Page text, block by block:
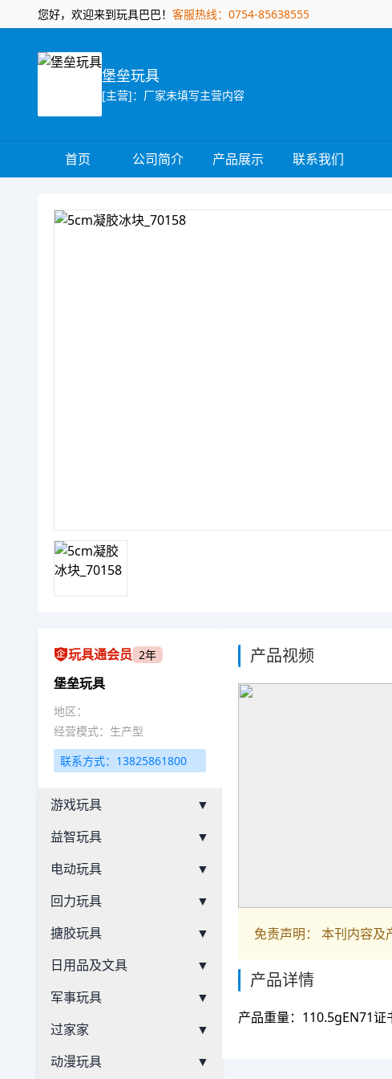
您好，欢迎来到玩具巴巴！ 客服热线：0754-85638555
堡垒玩具
[主营]：厂家未填写主营内容
首页 公司简介 产品展示 联系我们
玩具通会员 2年
堡垒玩具
地区：
经营模式：生产型
联系方式：13825861800
游戏玩具
▼
益智玩具
▼
电动玩具
▼
回力玩具
▼
搪胶玩具
▼
日用品及文具
▼
军事玩具
▼
过家家
▼
动漫玩具
▼
产品视频
免责声明： 本刊内容及
产品详情
产品重量：110.5gEN71证